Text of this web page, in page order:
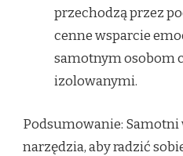
przechodzą przez
cenne wsparcie
samotnym osobom
izolowanymi.
Podsumowanie: Samotni
narzędzia, aby radzić